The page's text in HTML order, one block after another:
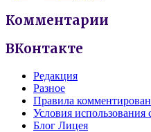
Комментарии
ВКонтакте
Редакция
Разное
Правила
Условия использования
Блог Лицея